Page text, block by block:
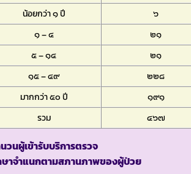
น้อยกว่า ๑ ปี
๖
๑ – ๔
๒๑
๕ – ๑๔
๒๑
๑๕ – ๔๙
๒๒๘
มากกว่า ๕๐ ปี
๑๙๑
รวม
๔๖๗
วนผู้เข้ารับบริการตรวจ
าจำแนกตามสภานภาพของผู้ป่วย